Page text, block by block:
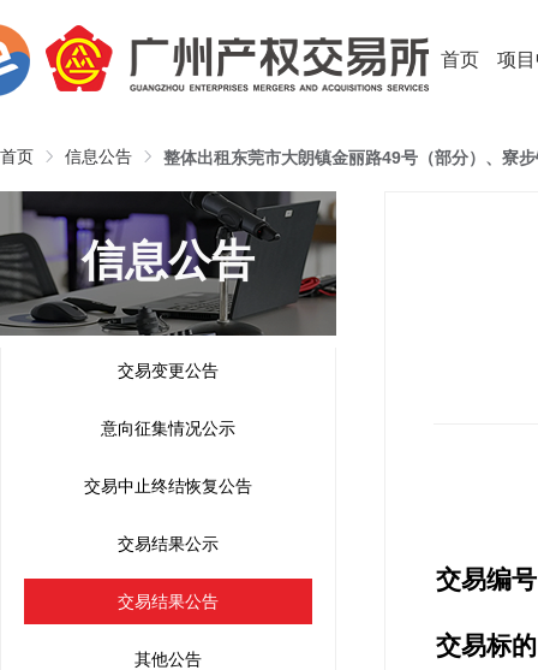
首页 项
首页 信息公告
信息公告
交易变更公告
意向征集情况公示
交易中止终结恢复公告
交易结果公示
交易结果公告
其他公告
交易编
交易标